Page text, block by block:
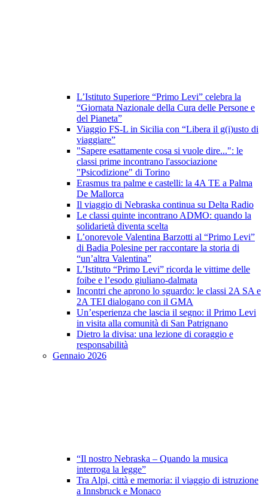
L’Istituto Superiore “Primo Levi” celebra la
“Giornata Nazionale della Cura delle Persone e
del Pianeta”
Viaggio FS-L in Sicilia con “Libera il g(i)usto di
viaggiare”
"Sapere esattamente cosa si vuole dire...": le
classi prime incontrano l'associazione
"Psicodizione" di Torino
Erasmus tra palme e castelli: la 4A TE a Palma
De Mallorca
Il viaggio di Nebraska continua su Delta Radio
Le classi quinte incontrano ADMO: quando la
solidarietà diventa scelta
L’onorevole Valentina Barzotti al “Primo Levi”
di Badia Polesine per raccontare la storia di
“un’altra Valentina”
L’Istituto “Primo Levi” ricorda le vittime delle
foibe e l’esodo giuliano-dalmata
Incontri che aprono lo sguardo: le classi 2A SA e
2A TEI dialogano con il GMA
Un’esperienza che lascia il segno: il Primo Levi
in visita alla comunità di San Patrignano
Dietro la divisa: una lezione di coraggio e
responsabilità
Gennaio 2026
“Il nostro Nebraska – Quando la musica
interroga la legge”
Tra Alpi, città e memoria: il viaggio di istruzione
a Innsbruck e Monaco